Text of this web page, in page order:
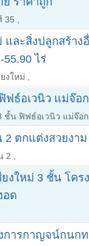
35
และสิ่งปลูกสร้า
ไร่
งใหม่
ธ์อเวนิว แม่จ๊อก
ชั้น ฟิฟธ์อเวนิว แม่จ๊อก
2 ตกแต่งสวยงา
2
งใหม่ 3 ชั้น โคร
อด
การกาญจน์กนก